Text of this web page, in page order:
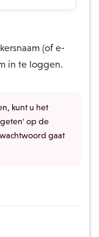
(of e-
in te loggen.
kunt u het
op de
gaat